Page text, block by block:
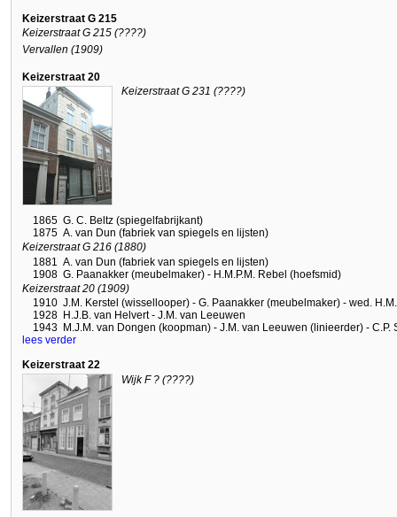
Keizerstraat G 215
Keizerstraat G 215 (????)
Vervallen (1909)
Keizerstraat 20
Keizerstraat G 231 (????)
1865 G. C. Beltz (spiegelfabrijkant)
1875 A. van Dun (fabriek van spiegels en lijsten)
Keizerstraat G 216 (1880)
1881
A. van Dun (fabriek van spiegels en lijsten)
1908 G. Paanakker (meubelmaker) - H.M.P.M. Rebel (hoefsmid)
Keizerstraat 20 (1909)
1910 J.M. Kerstel (wissellooper) - G. Paanakker (meubelmaker) - wed.
1928 H.J.B. van Helvert - J.M. van Leeuwen
1943 M.J.M. van Dongen (koopman) - J.M. van Leeuwen (linieerder) - C.P.
lees verder
Keizerstraat 22
Wijk F ? (????)